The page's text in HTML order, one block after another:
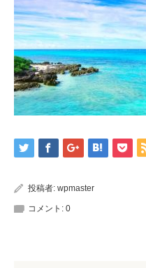
投稿者: wpmaster
コメント: 0